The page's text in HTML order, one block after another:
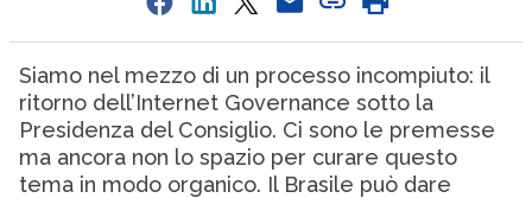
Siamo nel mezzo di un processo incompiuto: il
ritorno dell’Internet Governance sotto la
Presidenza del Consiglio. Ci sono le premesse
ma ancora non lo spazio per curare questo
tema in modo organico. Il Brasile può dare